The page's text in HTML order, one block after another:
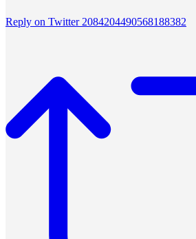
Reply on Twitter 2084204490568188382